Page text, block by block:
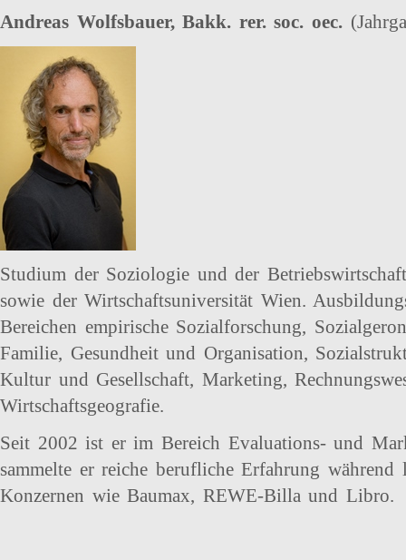
Andreas Wolfsbauer, Bakk. rer. soc. oec.
Studium der Soziologie und der
sowie der Wirtschaftsuniversität Wien.
Bereichen empirische Sozialforschung,
Familie, Gesundheit und Organisation,
Kultur und Gesellschaft, Marketing,
Wirtschaftsgeografie.
Seit 2002 ist er im Bereich Evaluations- und
sammelte er reiche berufliche Erfahrung
Konzernen wie Baumax, REWE-Billa und Libro.